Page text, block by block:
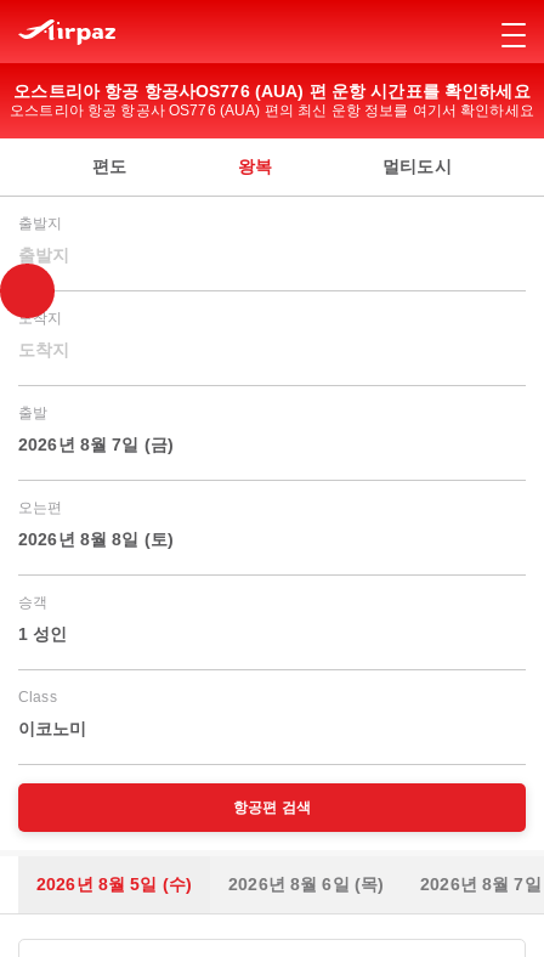
오스트리아 항공 항공사OS776 (AUA) 편 운항 시간표를 확인하세요
오스트리아 항공 항공사 OS776 (AUA) 편의 최신 운항 정보를 여기서 확인하세요
편도 왕복 멀티도시
출발지
출발지
도착지
도착지
출발
2026년 8월 7일 (금)
오는편
2026년 8월 8일 (토)
승객
1 성인
Class
이코노미
항공편 검색
2026년 8월 5일 (수) 2026년 8월 6일 (목) 2026년 8월 7